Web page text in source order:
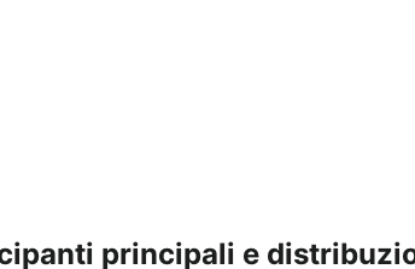
principali e